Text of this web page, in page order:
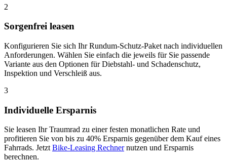
2
Sorgenfrei leasen
Konfigurieren Sie sich Ihr Rundum-Schutz-Paket nach individuellen
Anforderungen. Wählen Sie einfach die jeweils für Sie passende
Variante aus den Optionen für Diebstahl- und Schadenschutz,
Inspektion und Verschleiß aus.
3
Individuelle Ersparnis
Sie leasen Ihr Traumrad zu einer festen monatlichen Rate und
profitieren Sie von bis zu 40% Ersparnis gegenüber dem Kauf eines
Fahrrads. JetztBike-Leasing Rechnernutzen und Ersparnis
berechnen.